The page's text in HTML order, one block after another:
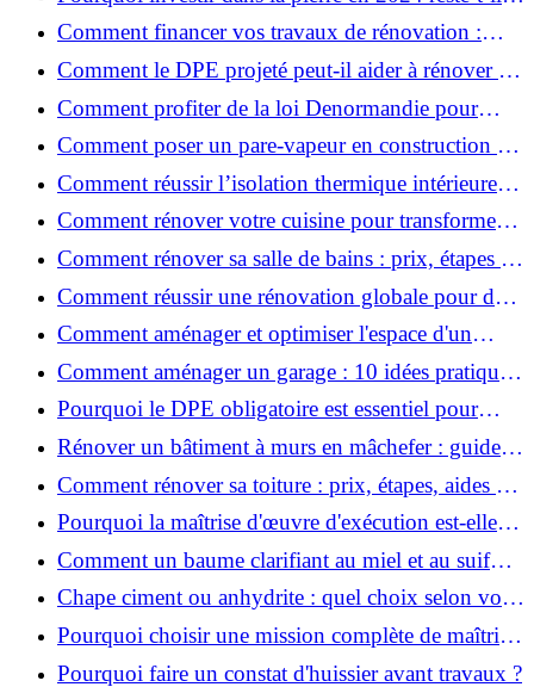
un choix sûr ?
Comment financer vos travaux de rénovation :
aides, prêts et solutions pratiques ?
Comment le DPE projeté peut-il aider à rénover et
valoriser votre bien ?
Comment profiter de la loi Denormandie pour
investir dans l'ancien et défiscaliser ?
Comment poser un pare-vapeur en construction et
rénovation : rôle et erreurs à éviter?
Comment réussir l’isolation thermique intérieure
pour une maison économe en énergie ?
Comment rénover votre cuisine pour transformer
votre espace de vie ?
Comment rénover sa salle de bains : prix, étapes et
astuces ?
Comment réussir une rénovation globale pour des
économies et un confort durables?
Comment aménager et optimiser l'espace d'un
studio : 10 astuces pratiques ?
Comment aménager un garage : 10 idées pratiques
et efficaces ?
Pourquoi le DPE obligatoire est essentiel pour
vendre ou louer un bien ?
Rénover un bâtiment à murs en mâchefer : guide
pratique et solutions
Comment rénover sa toiture : prix, étapes, aides et
réglementation ?
Pourquoi la maîtrise d'œuvre d'exécution est-elle
indispensable pour vos chantiers ?
Comment un baume clarifiant au miel et au suif
peut-il purifier la peau ?
Chape ciment ou anhydrite : quel choix selon votre
projet ?
Pourquoi choisir une mission complète de maîtrise
d’œuvre pour réussir vos projets?
Pourquoi faire un constat d'huissier avant travaux ?